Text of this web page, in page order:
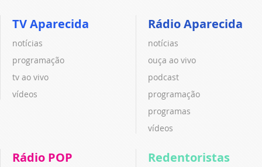
TV Aparecida
notícias
programação
tv ao vivo
vídeos
Rádio Aparecida
notícias
ouça ao vivo
podcast
programação
programas
vídeos
Rádio POP Redentoristas